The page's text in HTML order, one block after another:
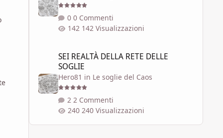
0 Commenti
142 Visualizzazioni
SEI REALTÀ DELLA RETE DELLE
SOGLIE
Hero81 in Le soglie del Caos
2 Commenti
240 Visualizzazioni